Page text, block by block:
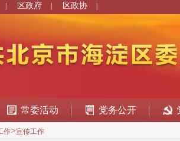
区政府 区政协
常委活动 党务公开
作>宣传工作